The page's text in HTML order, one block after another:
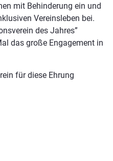
mit Behinderung ein und
Vereinsleben bei.
des Jahres”
das große Engagement in
für diese Ehrung